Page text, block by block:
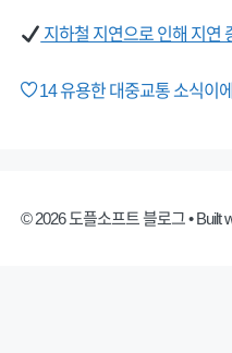
지하철 지연으로 인해 지연
14유용한 대중교통 소식이
© 2026 도플소프트 블로그• Built